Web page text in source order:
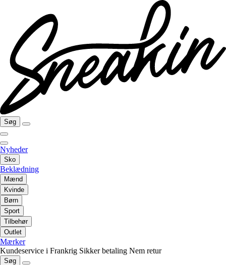
Søg
Nyheder
Sko
Beklædning
Mænd
Kvinde
Børn
Sport
Tilbehør
Outlet
Mærker
Kundeservice i Frankrig Sikker betaling Nem retur
Søg